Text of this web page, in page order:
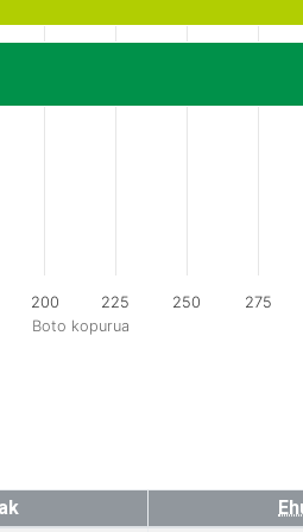
Boto kopurua
200 225 250 275